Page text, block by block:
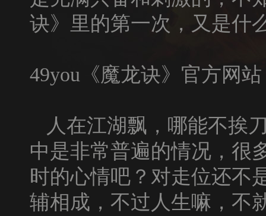
诀》里的第一次，又是什
49you 《魔龙诀》官方网
人在江湖飘，哪能不挨
中是非常普遍的情况，很
时的心情吧？对走位还不
辅相成，不过人生嘛，不